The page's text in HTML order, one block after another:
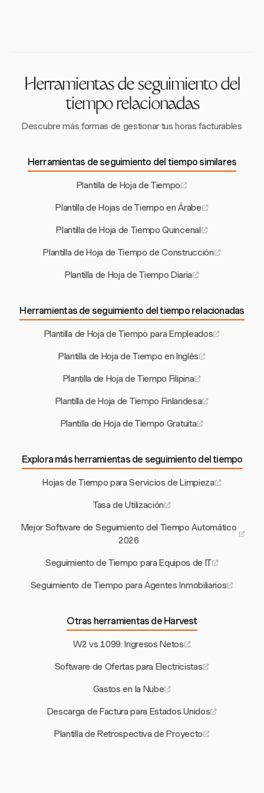
Herramientas de seguimiento del
tiempo relacionadas
Descubre más formas de gestionar tus horas facturables
Herramientas de seguimiento del tiempo similares
Plantilla de Hoja de Tiempo
Plantilla de Hojas de Tiempo en Árabe
Plantilla de Hoja de Tiempo Quincenal
Plantilla de Hoja de Tiempo de Construcción
Plantilla de Hoja de Tiempo Diaria
Herramientas de seguimiento del tiempo relacionadas
Plantilla de Hoja de Tiempo para Empleados
Plantilla de Hoja de Tiempo en Inglés
Plantilla de Hoja de Tiempo Filipina
Plantilla de Hoja de Tiempo Finlandesa
Plantilla de Hoja de Tiempo Gratuita
Explora más herramientas de seguimiento del tiempo
Hojas de Tiempo para Servicios de Limpieza
Tasa de Utilización
Mejor Software de Seguimiento del Tiempo Automático
2026
Seguimiento de Tiempo para Equipos de IT
Seguimiento de Tiempo para Agentes Inmobiliarios
Otras herramientas de Harvest
W2 vs 1099: Ingresos Netos
Software de Ofertas para Electricistas
Gastos en la Nube
Descarga de Factura para Estados Unidos
Plantilla de Retrospectiva de Proyecto